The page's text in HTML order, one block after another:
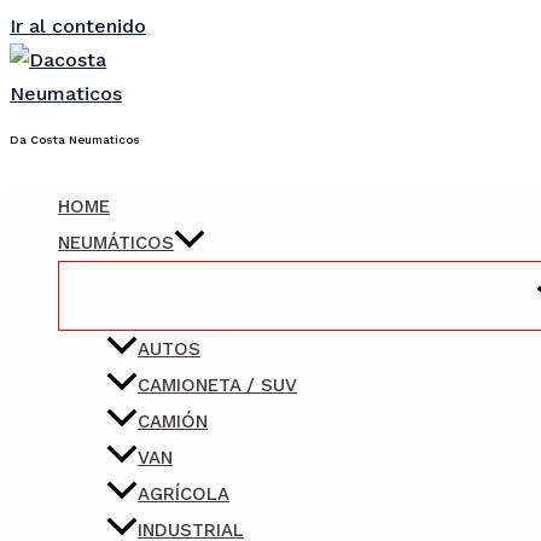
Ir al contenido
Da Costa Neumaticos
HOME
NEUMÁTICOS
AUTOS
CAMIONETA / SUV
CAMIÓN
VAN
AGRÍCOLA
INDUSTRIAL